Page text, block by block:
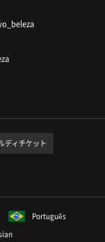
ディチケット
Português